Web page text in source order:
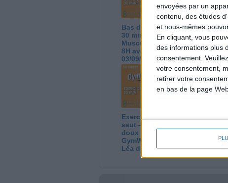
envoyées par un
contenu, des études
et nous-mêmes
En cliquant, vous
des informations plus
consentement.
votre consentement,
retirer votre
en bas de la page
Bas du Corps en Feu :
30 min Cardio + Renfo
Muscu | GymWaouw
8H avec Léa du
03/09/2025
Léa
Exercices debout sans
saut – 20 min de sport
doux et efficace ! |
GymWaouw 8H avec
Léa du 13/08/2025
06/